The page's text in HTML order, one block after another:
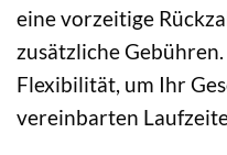
eine vorzeitige
zusätzliche
Flexibilität, um Ihr
vereinbarten